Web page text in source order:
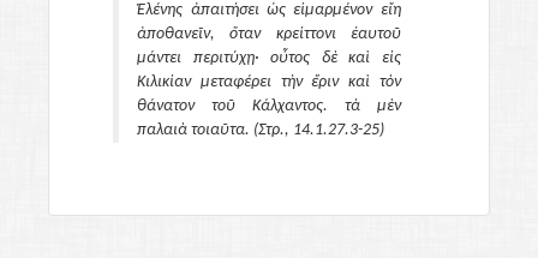
Ἑλένης ἀπαιτήσει ὡς εἱμαρμένον εἴη
ἀποθανεῖν, ὅταν κρείττονι ἑαυτοῦ
μάντει περιτύχῃ· οὗτος δὲ καὶ εἰς
Κιλικίαν μεταφέρει τὴν ἔριν καὶ τὸν
θάνατον τοῦ Κάλχαντος. τὰ μὲν
παλαιὰ τοιαῦτα. (Στρ., 14.1.27.3-25)